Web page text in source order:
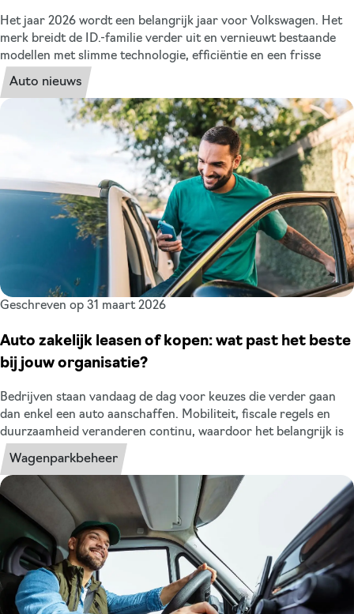
Het jaar 2026 wordt een belangrijk jaar voor Volkswagen. Het
merk breidt de ID.-familie verder uit en vernieuwt bestaande
modellen met slimme technologie, efficiëntie en een frisse
designtaal. Voor jou als zakelijke rijder en wagenparkbeheerder
is dit goed nieuws: de nieuwe generatie focust op een
uitstekende Total Cost of Ownership (TCO) en maximaal
gebruiksgemak. Daarom zetten we alle nieuwe Volkswagen
modellen die we in 2026 terug gaan zien op de weg
overzichtelijk voor je op een rij. Zo weet je precies waar je naar
uit kunt kijken voor misschien wel je volgende zakelijke
leaseauto.
Auto nieuws
Geschreven op 31 maart 2026
Auto zakelijk leasen of kopen: wat past het beste
bij jouw organisatie?
Bedrijven staan vandaag de dag voor keuzes die verder gaan
dan enkel een auto aanschaffen. Mobiliteit, fiscale regels en
duurzaamheid veranderen continu, waardoor het belangrijk is
om bewust te kiezen hoe je jouw wagenpark organiseert. Eén
van de vragen die wij nog regelmatig van ondernemers krijgen
is: ga je de auto of auto’s van de zaak kopen of is zakelijk leasen
de beste keuze? Bij XLLease helpen we bedrijven om inzicht te
krijgen in de financiële, operationele en fiscale gevolgen van
kopen versus leasen. Zo weet je steeds beter welke optie het
beste bij je past.
Wagenparkbeheer